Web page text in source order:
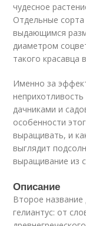
чудесное
Отдельные сорта
выдающимся
диаметром
такого красавца
Именно за
дачниками и
особенности
выращивать, и
выглядит
выращивание из
Описание
Второе
гелиантус: от